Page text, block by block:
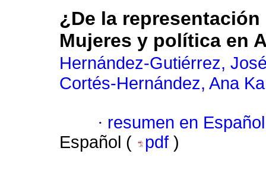
¿De la
Mujeres y política en
Hernández-Gutiérrez,
Cortés-Hernández, Ana
· resumen en Español
Español (
pdf )